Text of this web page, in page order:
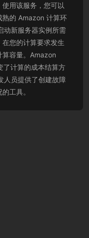
用该服务，您可以
熟的 Amazon 计算环
动新服务器实例所需
您的计算要求发生
算容量。Amazon
了计算的成本结算方
人员提供了创建故障
工具。